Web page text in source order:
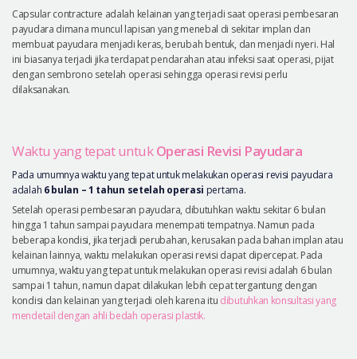
Capsular contracture adalah kelainan yang terjadi saat operasi pembesaran
payudara dimana muncul lapisan yang menebal di sekitar implan dan
membuat payudara menjadi keras, berubah bentuk, dan menjadi nyeri. Hal
ini biasanya terjadi jika terdapat pendarahan atau infeksi saat operasi, pijat
dengan sembrono setelah operasi sehingga operasi revisi perlu
dilaksanakan.
Waktu yang tepat untukOperasi Revisi Payudara
Pada umumnya waktu yang tepat untuk melakukan operasi revisi payudara
adalah 6 bulan – 1 tahun setelah operasi pertama.
Setelah operasi pembesaran payudara, dibutuhkan waktu sekitar 6 bulan
hingga 1 tahun sampai payudara menempati tempatnya. Namun pada
beberapa kondisi, jika terjadi perubahan, kerusakan pada bahan implan atau
kelainan lainnya, waktu melakukan operasi revisi dapat dipercepat. Pada
umumnya, waktu yang tepat untuk melakukan operasi revisi adalah 6 bulan
sampai 1 tahun, namun dapat dilakukan lebih cepat tergantung dengan
kondisi dan kelainan yang terjadi oleh karena itu dibutuhkan konsultasi yang
mendetail dengan ahli bedah operasi plastik.